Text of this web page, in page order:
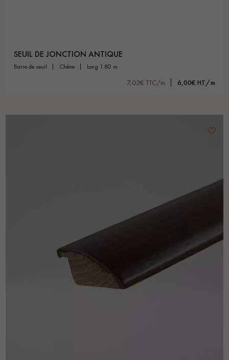
SEUIL DE JONCTION ANTIQUE
barre de seuil chêne long 1.80 m
7,02€ TTC/m 6,00€ HT/m